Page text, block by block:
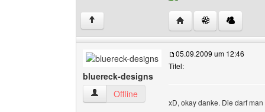
↑ Website dieses
bluereck-designs
bluereck-designs Benutzer-Profile anzeigen
Offline
05.09.2009 um 12:46
Titel:
xD, okay danke. Die darf